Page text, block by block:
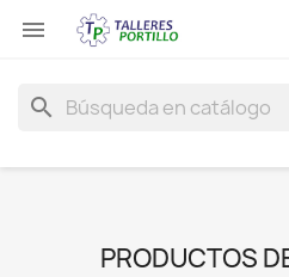

search
PRODUCTOS